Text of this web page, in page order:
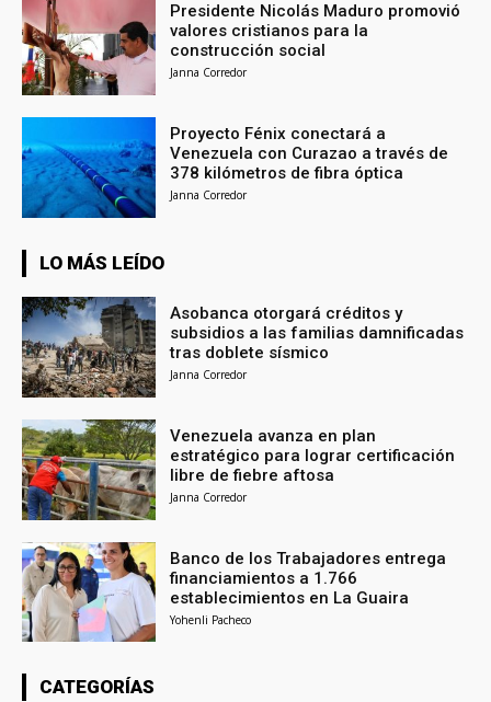
Presidente Nicolás Maduro promovió
valores cristianos para la
construcción social
Janna Corredor
Proyecto Fénix conectará a
Venezuela con Curazao a través de
378 kilómetros de fibra óptica
Janna Corredor
LO MÁS LEÍDO
Asobanca otorgará créditos y
subsidios a las familias damnificadas
tras doblete sísmico
Janna Corredor
Venezuela avanza en plan
estratégico para lograr certificación
libre de fiebre aftosa
Janna Corredor
Banco de los Trabajadores entrega
financiamientos a 1.766
establecimientos en La Guaira
Yohenli Pacheco
CATEGORÍAS